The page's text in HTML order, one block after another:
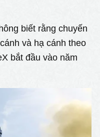
biết rằng chuyến
và hạ cánh theo
bắt đầu vào năm